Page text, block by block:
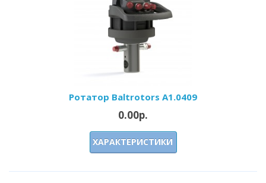
Ротатор Baltrotors A1.0409
0.00р.
ХАРАКТЕРИСТИКИ